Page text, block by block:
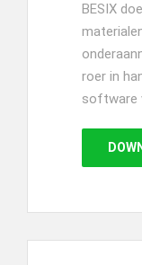
BESIX
roer in
software